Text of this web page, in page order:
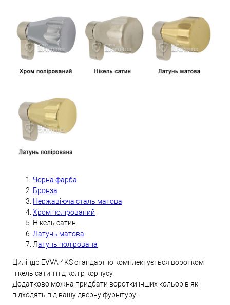
Чорна фарба
Бронза
Нержавіюча сталь матова
Хром полірований
Нікель сатин
Латунь матова
Латунь полірована
Циліндр EVVA 4KS стандартно комплектується воротком
нікель сатин під колір корпусу.
Додатково можна придбати воротки інших кольорів які
підходять під вашу дверну фурнітуру.